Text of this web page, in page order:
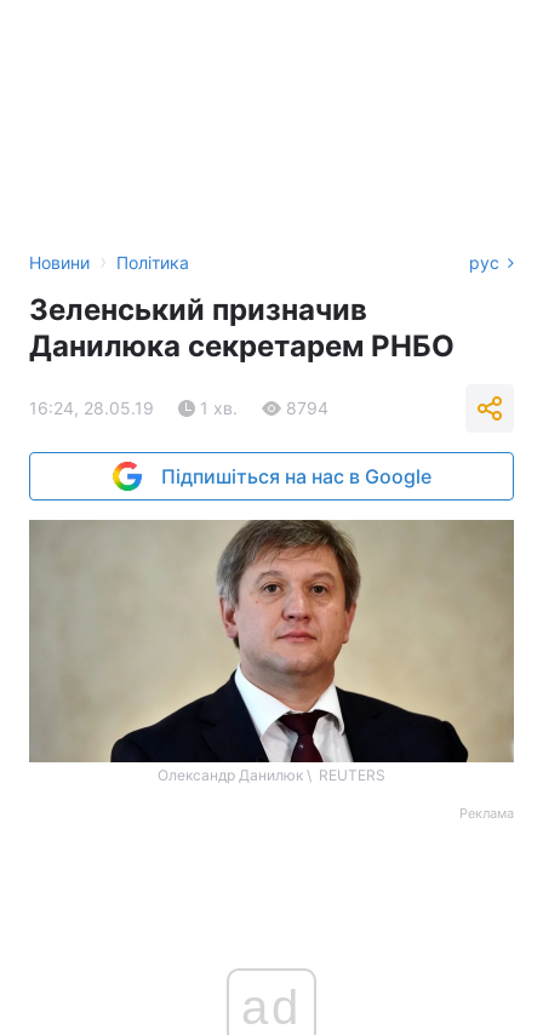
Новини › Політика рус
Зеленський призначив
Данилюка секретарем РНБО
16:24, 28.05.19 1 хв. 8794
Підпишіться на нас в Google
Олександр Данилюк \ REUTERS
Реклама
ad